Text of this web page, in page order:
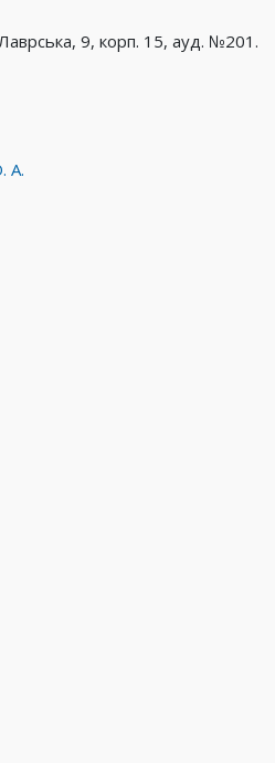
9, корп. 15, ауд. №201.
А.